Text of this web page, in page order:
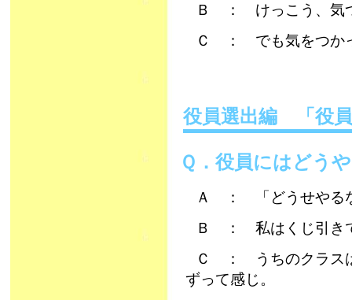
Ｂ ： けっこう、気
Ｃ ： でも気をつか
役員選出編 「役
Ｑ．役員にはどう
Ａ ： 「どうせやる
Ｂ ： 私はくじ引き
Ｃ ： うちのクラス
ずって感じ。